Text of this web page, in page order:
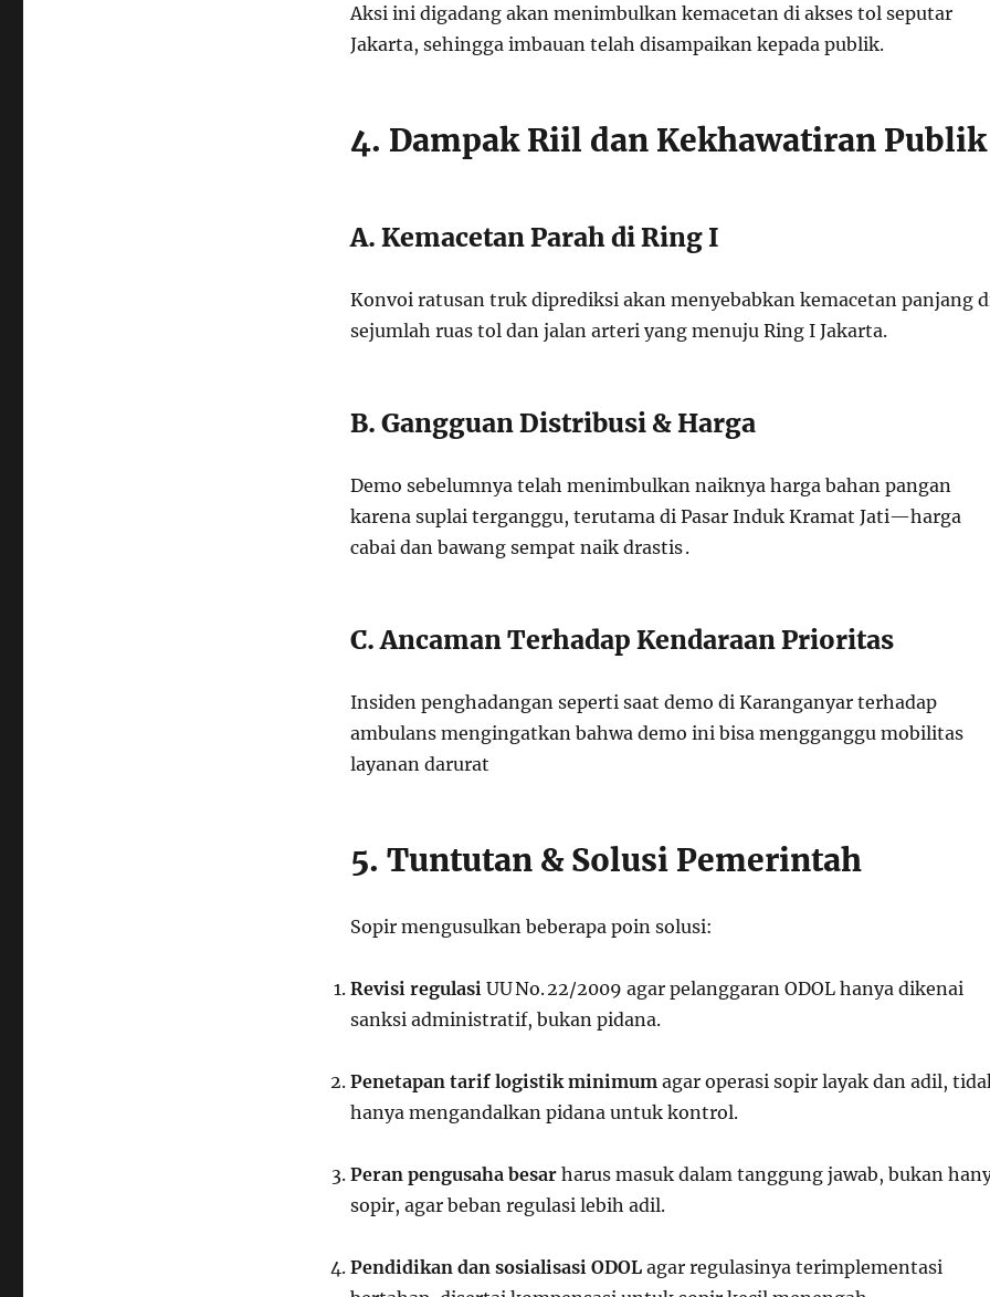
Aksi ini digadang akan menimbulkan kemacetan di akses tol seputar
Jakarta, sehingga imbauan telah disampaikan kepada publik.
4. Dampak Riil dan Kekhawatiran Publik
A. Kemacetan Parah di Ring I
Konvoi ratusan truk diprediksi akan menyebabkan kemacetan panjang
sejumlah ruas tol dan jalan arteri yang menuju Ring I Jakarta.
B. Gangguan Distribusi & Harga
Demo sebelumnya telah menimbulkan naiknya harga bahan pangan
karena suplai terganggu, terutama di Pasar Induk Kramat Jati—harga
cabai dan bawang sempat naik drastis .
C. Ancaman Terhadap Kendaraan Prioritas
Insiden penghadangan seperti saat demo di Karanganyar terhadap
ambulans mengingatkan bahwa demo ini bisa mengganggu mobilitas
layanan darurat
5. Tuntutan & Solusi Pemerintah
Sopir mengusulkan beberapa poin solusi:
Revisi regulasi UU No. 22/2009 agar pelanggaran ODOL hanya dikenai
sanksi administratif, bukan pidana.
Penetapan tarif logistik minimum agar operasi sopir layak dan adil,
hanya mengandalkan pidana untuk kontrol.
Peran pengusaha besarharus masuk dalam tanggung jawab, bukan
sopir, agar beban regulasi lebih adil.
Pendidikan dan sosialisasi ODOLagar regulasinya terimplementasi